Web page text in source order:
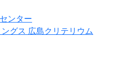
ンター
グス 広島クリテリウム